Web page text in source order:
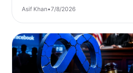
Asif Khan•7/8/2026